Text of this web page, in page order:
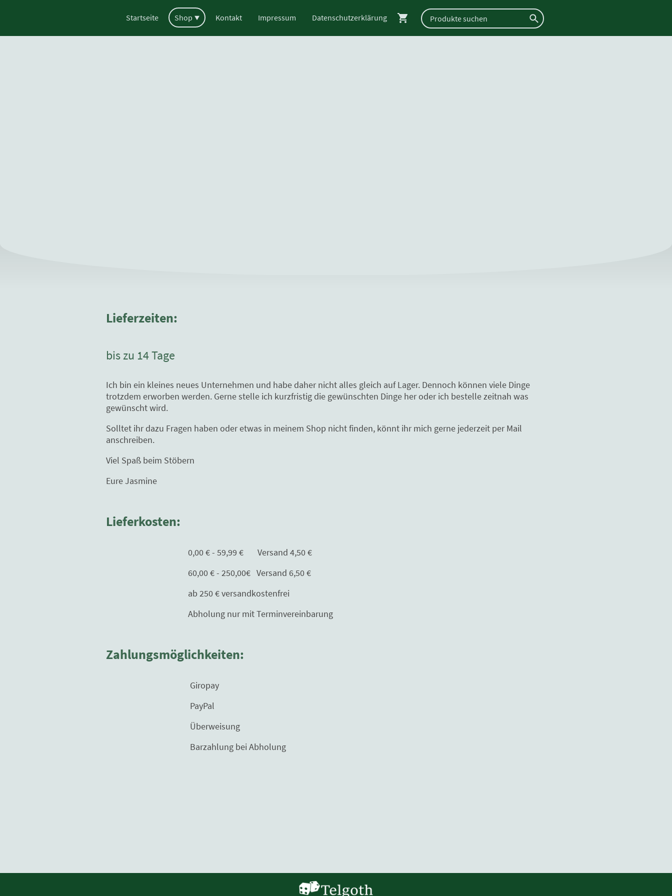
Startseite Shop Kontakt Impressum Datenschutzerklärung
Lieferzeiten:
bis zu 14 Tage
Ich bin ein kleines neues Unternehmen und habe daher nicht alles gleich auf Lager. Dennoch können viele Dinge
trotzdem erworben werden. Gerne stelle ich kurzfristig die gewünschten Dinge her oder ich bestelle zeitnah was
gewünscht wird.
Solltet ihr dazu Fragen haben oder etwas in meinem Shop nicht finden, könnt ihr mich gerne jederzeit per Mail
anschreiben.
Viel Spaß beim Stöbern
Eure Jasmine
Lieferkosten:
0,00 € - 59,99 € Versand 4,50 €
60,00 € - 250,00€ Versand 6,50 €
ab 250 € versandkostenfrei
Abholung nur mit Terminvereinbarung
Zahlungsmöglichkeiten:
Giropay
PayPal
Überweisung
Barzahlung bei Abholung